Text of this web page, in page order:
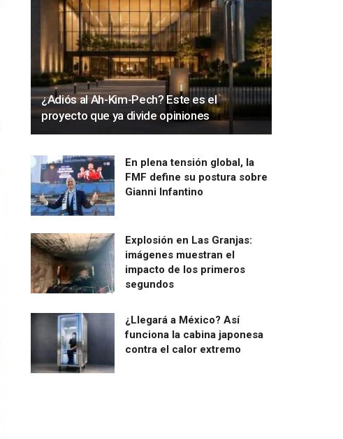
¿Adiós al Ah-Kim-Pech? Este es el
proyecto que ya divide opiniones
En plena tensión global, la
FMF define su postura sobre
Gianni Infantino
Explosión en Las Granjas:
imágenes muestran el
impacto de los primeros
segundos
¿Llegará a México? Así
funciona la cabina japonesa
contra el calor extremo